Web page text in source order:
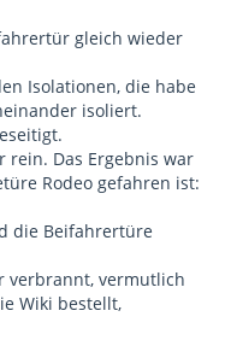
gleich wieder
Isolationen, die habe
isoliert.
rein. Das Ergebnis war
Rodeo gefahren ist:
die Beifahrertüre
verbrannt, vermutlich
Wiki bestellt,